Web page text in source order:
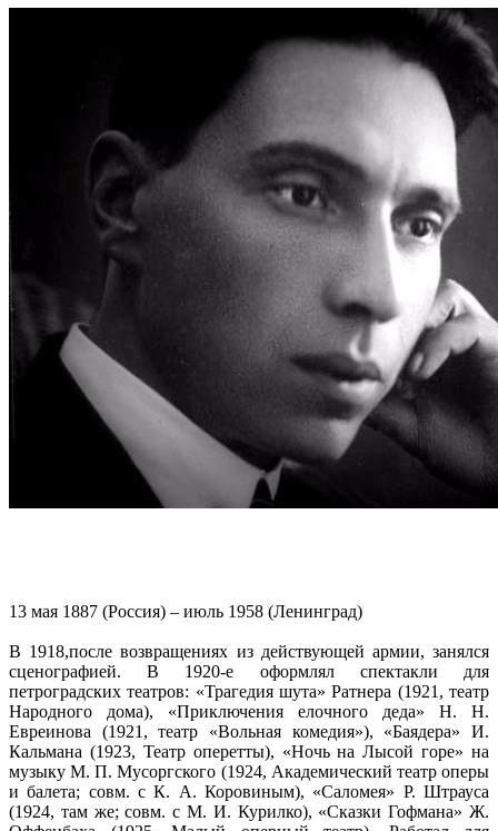
13 мая 1887 (Россия) – июль 1958 (Ленинград)
В 1918,после возвращениях из действующей армии, занялся
сценографией. В 1920-е оформлял спектакли для
петроградских театров: «Трагедия шута» Ратнера (1921, театр
Народного дома), «Приключения елочного деда» Н. Н.
Евреинова (1921, театр «Вольная комедия»), «Баядера» И.
Кальмана (1923, Театр оперетты), «Ночь на Лысой горе» на
музыку М. П. Мусоргского (1924, Академический театр оперы
и балета; совм. с К. А. Коровиным), «Саломея» Р. Штрауса
(1924, там же; совм. с М. И. Курилко), «Сказки Гофмана» Ж.